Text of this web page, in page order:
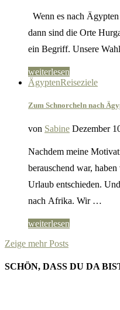
Wenn es nach
dann sind die Orte
ein Begriff. Unsere
weiterlesen
ÄgyptenReiseziele
Zum Schnorcheln nach
von Sabine Dezember
Nachdem meine
berauschend war,
Urlaub entschieden.
nach Afrika. Wir …
weiterlesen
Zeige mehr Posts
SCHÖN, DASS DU DA